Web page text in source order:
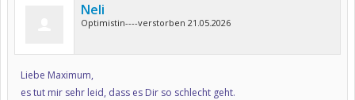
Neli
Optimistin----verstorben 21.05.2026
Liebe Maximum,
es tut mir sehr leid, dass es Dir so schlecht geht.